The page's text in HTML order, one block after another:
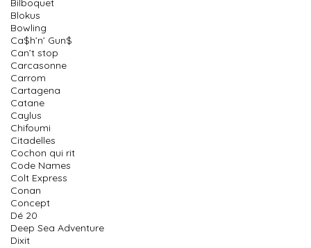
Bilboquet
Blokus
Bowling
Ca$h’n’ Gun$
Can’t stop
Carcasonne
Carrom
Cartagena
Catane
Caylus
Chifoumi
Citadelles
Cochon qui rit
Code Names
Colt Express
Conan
Concept
Dé 20
Deep Sea Adventure
Dixit